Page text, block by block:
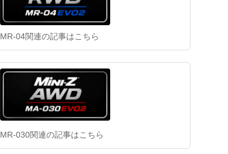
MR-04関連の記事はこちら
MR-030関連の記事はこちら